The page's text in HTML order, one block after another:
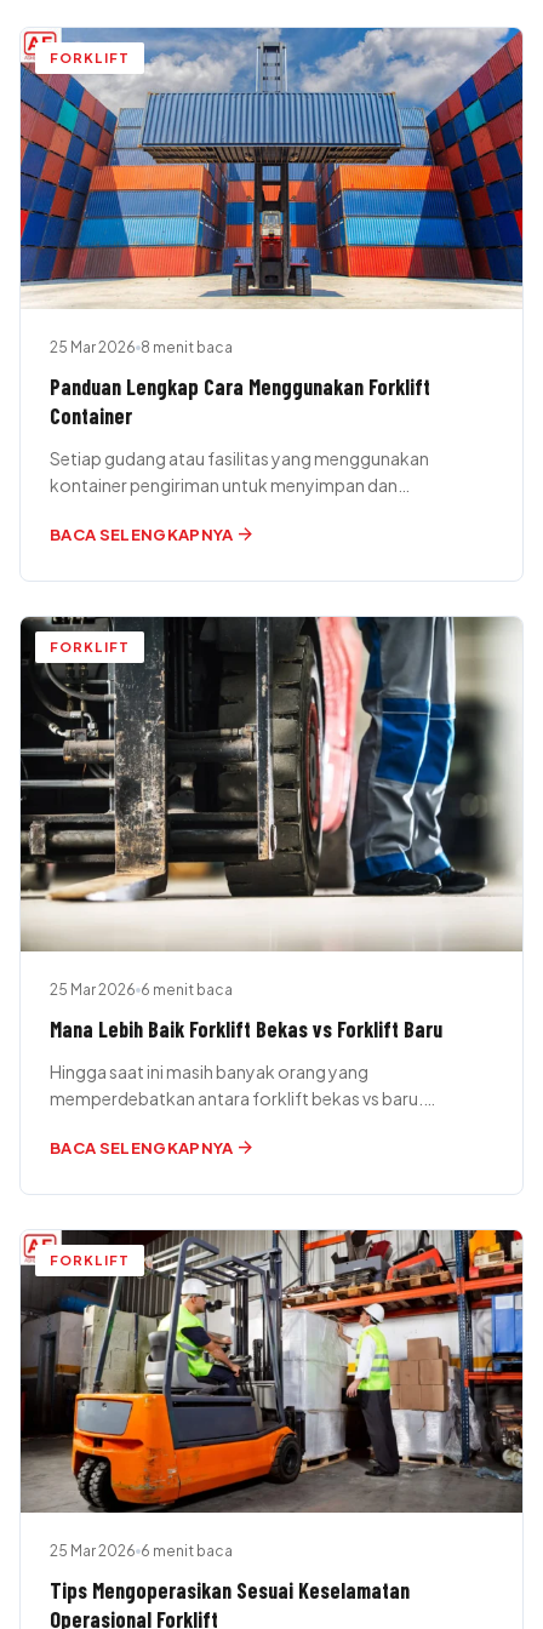
FORKLIFT
25 Mar 2026 8 menit baca
Panduan Lengkap Cara Menggunakan Forklift
Container
Setiap gudang atau fasilitas yang menggunakan
kontainer pengiriman untuk menyimpan dan
penggunaan forklift container.…
BACA SELENGKAPNYA arrow_forward
FORKLIFT
25 Mar 2026 6 menit baca
Mana Lebih Baik Forklift Bekas vs Forklift Baru
Hingga saat ini masih banyak orang yang
memperdebatkan antara forklift bekas vs baru.
BACA SELENGKAPNYA arrow_forward
FORKLIFT
25 Mar 2026 6 menit baca
Tips Mengoperasikan Sesuai Keselamatan
Operasional Forklift